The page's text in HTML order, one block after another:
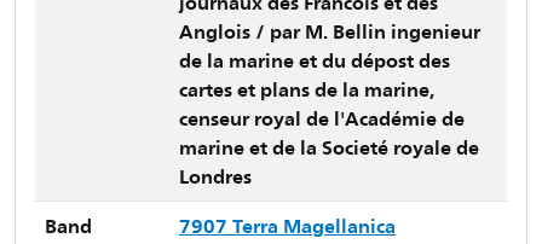
Anglois / par M. Bellin ingenieur
de la marine et du dépost des
cartes et plans de la marine,
censeur royal de l'Académie de
marine et de la Societé royale de
Londres
Band
7907 Terra Magellanica